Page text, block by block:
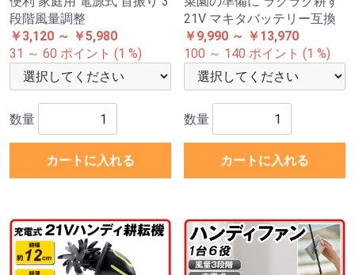
段階風量調整
￥3,120 ～ ￥5,980
31 ～ 60 ポイント (1 %)
数量
カートに入れる
21V マキタバッテリー互換
￥9,990 ～ ￥13,970
100 ～ 140 ポイント (1 %)
数量
カートに入れる